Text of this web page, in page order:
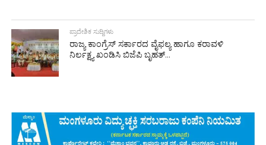
ಪ್ರಾದೇಶಿಕ ಸುದ್ದಿಗಳು
ರಾಜ್ಯ ಕಾಂಗ್ರೆಸ್ ಸರ್ಕಾರದ ವೈಫಲ್ಯ ಹಾಗೂ ಕರಾವಳಿ
ನಿರ್ಲಕ್ಷ್ಯ ಖಂಡಿಸಿ ಬಿಜೆಪಿ ಬೃಹತ್...